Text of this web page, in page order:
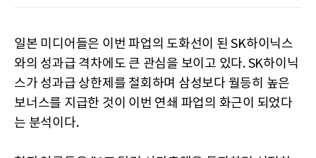
일본 미디어들은 이번 파업의 도화선이 된 SK하이닉스
와의 성과급 격차에도 큰 관심을 보이고 있다. SK하이닉
스가 성과급 상한제를 철회하며 삼성보다 월등히 높은
보너스를 지급한 것이 이번 연쇄 파업의 화근이 되었다
는 분석이다.